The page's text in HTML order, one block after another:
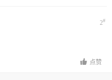
2#
点赞